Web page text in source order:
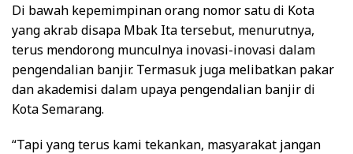
Di bawah kepemimpinan orang nomor satu di Kota
yang akrab disapa Mbak Ita tersebut, menurutnya,
terus mendorong munculnya inovasi-inovasi dalam
pengendalian banjir. Termasuk juga melibatkan pakar
dan akademisi dalam upaya pengendalian banjir di
Kota Semarang.
“Tapi yang terus kami tekankan, masyarakat jangan